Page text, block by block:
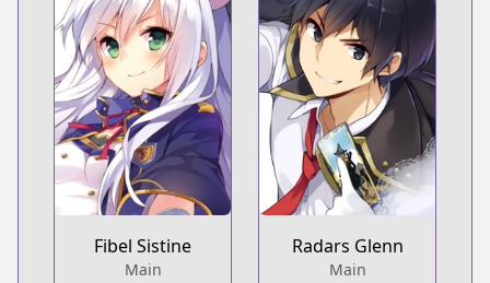
Fibel Sistine
Main
Radars Glenn
Main